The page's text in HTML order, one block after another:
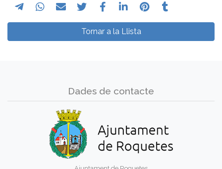
Tornar a la Llista
Dades de contacte